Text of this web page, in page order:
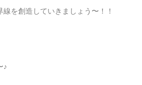
を創造していきましょう〜！！
♪